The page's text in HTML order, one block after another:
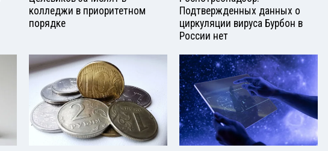
колледжи в приоритетном
порядке
Подтвержденных данных о
циркуляции вируса Бурбон в
России нет